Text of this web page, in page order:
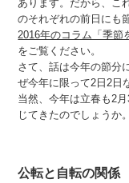
あります。だから、こ
のそれぞれの前日にも
2016年のコラム「季節
をご覧ください。
さて、話は今年の節分
ぜ今年に限って2日2日
当然、今年は立春も2
じてきたのでしょうか。
公転と自転の関係